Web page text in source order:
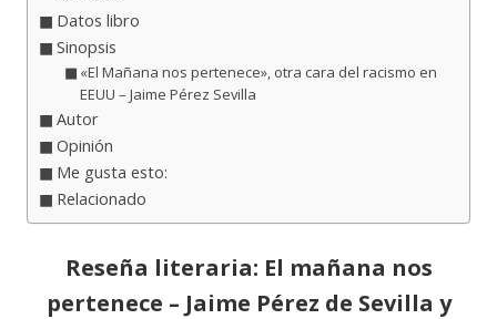
Datos libro
Sinopsis
«El Mañana nos pertenece», otra cara del racismo en
EEUU – Jaime Pérez Sevilla
Autor
Opinión
Me gusta esto:
Relacionado
Reseña literaria: El mañana nos
pertenece – Jaime Pérez de Sevilla y